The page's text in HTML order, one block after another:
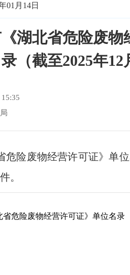
01月14日
湖北省危险废物
（截至2025年12
危险废物经营许可证》单
。
危险废物经营许可证》单位名录